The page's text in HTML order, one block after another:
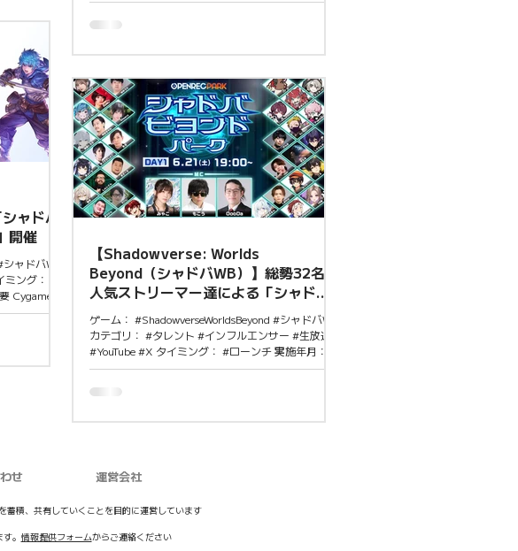
総合優勝
ッチに招
ム】
ーリ 横浜
、水煮 よ
らちゃん
、rikka、
信がスタート。 OPENRECコメントキャンペーンも
参加型の施策となっている。 注目ポイント こう、加
藤純一、布団ちゃん、渋谷ハルなど、SNSでも話題
の人気配信者が多数出演し、総勢30名以上の人気ス
トリーマーが参加し、各ストリーマーの個性を活か
した企画や対戦が期待される。ゲーム×インフルエン
サー×視聴者参加型キャンペーンの三位一体で、シャ
ドバWBの認知拡大とファン層の拡張を狙った非常に
戦略的な施策。
ャドバ
開催
ャドバWB
ング： #
Cygames
（シャド
戦イベン
ームを通
。
【Shadowverse: Worlds
Beyond（シャドバWB）】総勢32名の
人気ストリーマー達による「シャドバ
ビヨンドパーク」スタート！
ゲーム： #ShadowverseWorldsBeyond #シャドバWB
カテゴリ： #タレント #インフルエンサー #生放送
#YouTube #X タイミング： #ローンチ 実施年月：
#2025年 #6月 概要 様々なゲームタイトルを取り扱
す『OPENREC PARK』にて、6月17日(火)にリリー
https://openrec.tv/live/mlrle1vn18g 注目ポイント
施することで初動の熱量を逃さず、話題性と視聴者
人気ストリーマーによるプレイ配信でそれぞれのフ
せ 運営会社
蓄積、共有していくことを目的に運営しています
。 情報提供フォームからご連絡ください